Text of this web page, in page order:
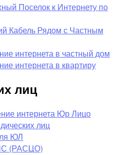
Поселок к Интернету по
Кабель Рядом с Частным
интернета в частный дом
интернета в квартиру
лиц
интернета Юр Лицо
лиц
ЮЛ
(РАСЦО)